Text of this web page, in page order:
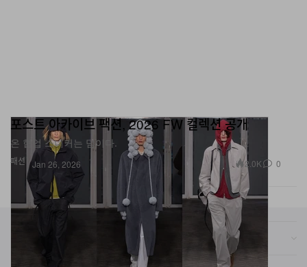
패션
포스트 아카이브 팩션, 2026 FW 컬렉션 공개
온 협업 스니커는 덤이다.
Jan 26, 2026 2.0K 0